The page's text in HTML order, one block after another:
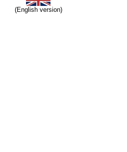
(English version)